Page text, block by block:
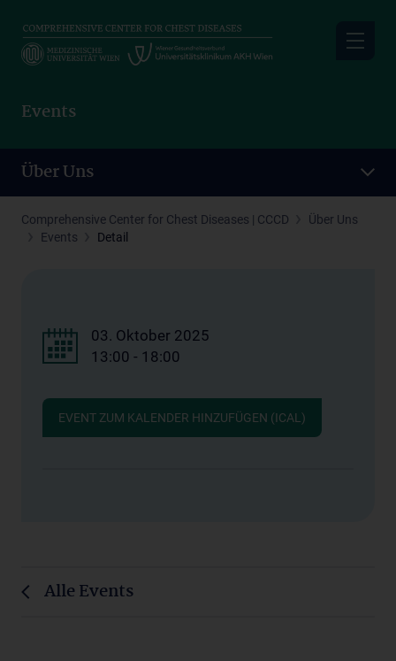
main
Events
Über Uns
Comprehensive Center for Chest Diseases | CCCD
Über Uns
Events
Detail
03. Oktober 2025
13:00 - 18:00
EVENT ZUM KALENDER HINZUFÜGEN (ICAL)
Alle Events